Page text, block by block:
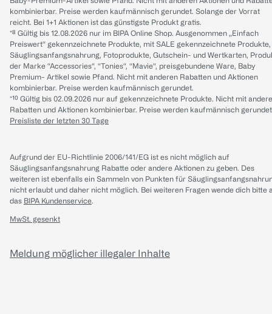
kombinierbar. Preise werden kaufmännisch gerundet. Solange der Vorrat
reicht. Bei 1+1 Aktionen ist das günstigste Produkt gratis.
*⁸ Gültig bis 12.08.2026 nur im BIPA Online Shop. Ausgenommen „Einfach
Preiswert“ gekennzeichnete Produkte, mit SALE gekennzeichnete Produkte,
Säuglingsanfangsnahrung, Fotoprodukte, Gutschein- und Wertkarten,
der Marke “Accessories“, “Tonies“, “Mavie“, preisgebundene Ware, Baby
Premium- Artikel sowie Pfand. Nicht mit anderen Rabatten und Aktionen
kombinierbar. Preise werden kaufmännisch gerundet.
*¹⁰ Gültig bis 02.09.2026 nur auf gekennzeichnete Produkte. Nicht mit
Rabatten und Aktionen kombinierbar. Preise werden kaufmännisch
Preisliste der letzten 30 Tage
Aufgrund der EU-Richtlinie 2006/141/EG ist es nicht möglich auf
Säuglingsanfangsnahrung Rabatte oder andere Aktionen zu geben. Des
weiteren ist ebenfalls ein Sammeln von Punkten für
nicht erlaubt und daher nicht möglich. Bei weiteren Fragen wende dich bitte
das BIPA Kundenservice.
MwSt. gesenkt
Meldung möglicher illegaler Inhalte